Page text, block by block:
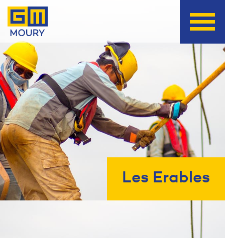
Les Erables